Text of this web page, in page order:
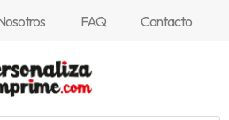
FAQ Contacto